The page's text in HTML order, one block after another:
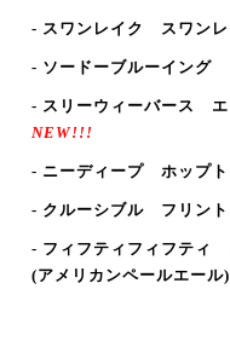
- スワンレイク スワンレ
- ソードーブルーイング
- スリーウィーバース エ
NEW!!!
- ニーディープ ホップ
- クルーシブル フリン
- フィフティフィフティ
(アメリカンペールエール)